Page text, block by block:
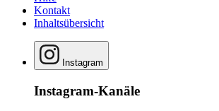
Kontakt
Inhaltsübersicht
Instagram
Instagram-Kanäle